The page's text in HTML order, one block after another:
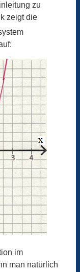
zu
zeigt die
im
man natürlich